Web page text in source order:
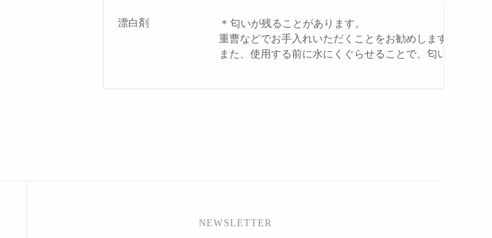
漂白剤
* 匂いが残ることがあります。
重曹などでお手入れいただくことをお勧めします。
また、使用する前に水にくぐらせることで、匂い残りや
NEWSLETTER